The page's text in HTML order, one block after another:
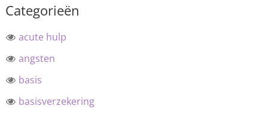
Categorieën
acute hulp
angsten
basis
basisverzekering